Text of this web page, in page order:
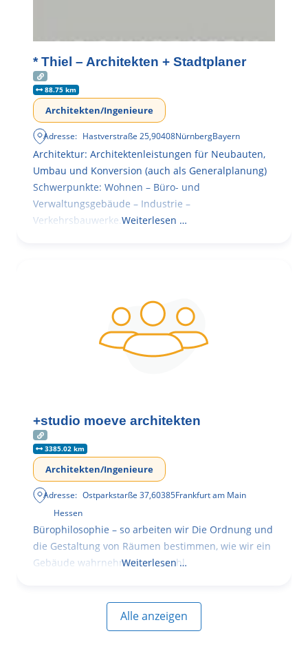
* Thiel – Architekten + Stadtplaner
88.75 km
Architekten/Ingenieure
Adresse: Hastverstraße 25,90408NürnbergBayern
Architektur: Architektenleistungen für Neubauten,
Umbau und Konversion (auch als Generalplanung)
Schwerpunkte: Wohnen – Büro- und
Verwaltungsgebäude – Industrie –
Verkehrsbauwerke. Weiterlesen …
+studio moeve architekten
3385.02 km
Architekten/Ingenieure
Adresse: Ostparkstarße 37,60385Frankfurt am Main
Hessen
Bürophilosophie – so arbeiten wir Die Ordnung und
die Gestaltung von Räumen bestimmen, wie wir ein
Gebäude wahrnehmen, wie wohl
Weiterlesen …
Alle anzeigen